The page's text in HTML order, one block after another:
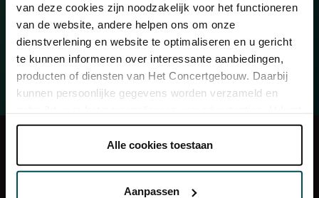
van deze cookies zijn noodzakelijk voor het functioneren
van de website, andere helpen ons om onze
dienstverlening en website te optimaliseren en u gericht
te kunnen informeren over interessante aanbiedingen,
producten of diensten van Het Concertgebouw. Daarbij
kunnen persoonlijke gegevens worden verzameld en
onder 'aanpassen' zelf welke cookies wij mogen
Lees onze cookieverklaring hier. Lees onze
Alle cookies toestaan
Aanpassen
Door mee te doen aan deze actie geef je Het Concertgebouw
toestemming om je op de hoogte te houden van al het moois dat in
onze zalen te zien is. Daar kun je je altijd weer voor afmelden.
Concert Friends & Entrée
Restaurant LIER
Press